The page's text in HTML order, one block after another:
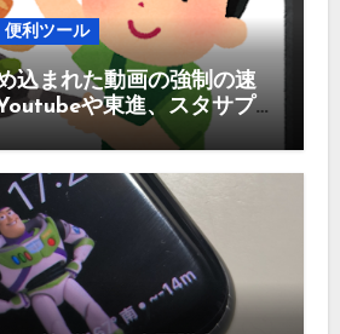
便利ツール
込まれた動画の強制の速
や東進、スタサプ